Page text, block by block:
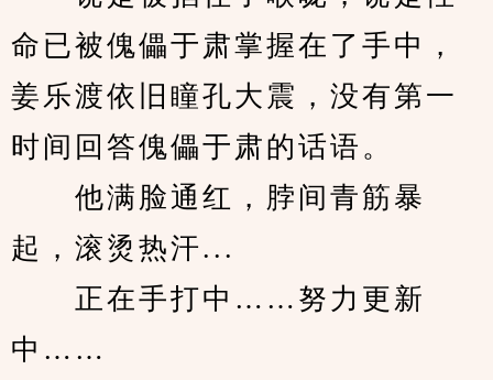
命已被傀儡于肃掌握在了手中，
姜乐渡依旧瞳孔大震，没有第一
时间回答傀儡于肃的话语。
他满脸通红，脖间青筋暴
起，滚烫热汗...
正在手打中……努力更新
中……